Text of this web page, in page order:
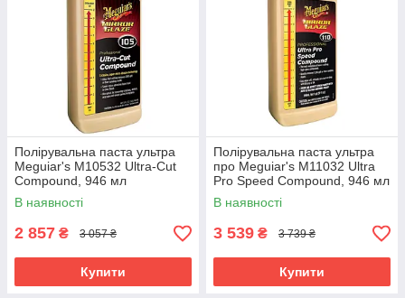
Полірувальна паста ультра
Meguiar's M10532 Ultra-Cut
Compound, 946 мл
В наявності
2 857 ₴ 3 057 ₴
Купити
Полірувальна паста ультра
про Meguiar's M11032 Ultra
Pro Speed Compound, 946 мл
В наявності
3 539 ₴ 3 739 ₴
Купити